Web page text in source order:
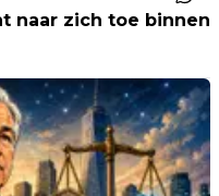
naar zich toe binnen